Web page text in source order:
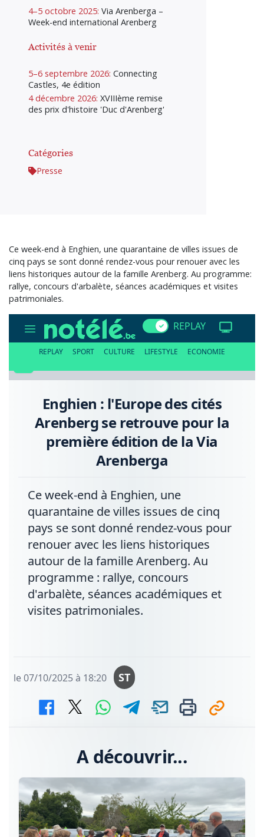
4–5 octobre 2025: Via Arenberga –
Week-end international Arenberg
Activités à venir
5–6 septembre 2026: Connecting
Castles, 4e édition
4 décembre 2026: XVIIIème remise
des prix d'histoire 'Duc d'Arenberg'
Catégories
Presse
Ce week-end à Enghien, une quarantaine de villes issues de
cinq pays se sont donné rendez-vous pour renouer avec les
liens historiques autour de la famille Arenberg. Au programme:
rallye, concours d'arbalète, séances académiques et visites
patrimoniales.